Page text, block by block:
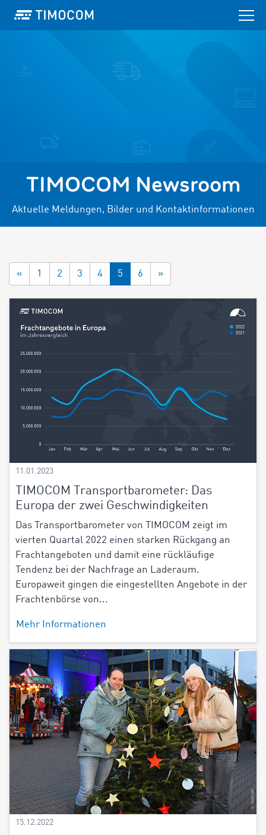
TIMOCOM Newsroom
Aktuelle Meldungen, Bilder und Kontaktinformationen
« 1 2 3 4 5 6 »
11.01.2023
TIMOCOM Transportbarometer: Das
Europa der zwei Geschwindigkeiten
Das Transportbarometer von TIMOCOM zeigt im
vierten Quartal 2022 einen starken Rückgang an
Frachtangeboten und damit eine rückläufige
Tendenz bei der Nachfrage an Laderaum.
Europaweit gingen die eingestellten Angebote in der
Frachtenbörse von...
Mehr Informationen
15.12.2022